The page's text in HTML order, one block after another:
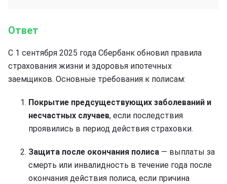
Ответ
С 1 сентября 2025 года Сбербанк обновил правила
страхования жизни и здоровья ипотечных
заемщиков. Основные требования к полисам:
Покрытие предсуществующих заболеваний и
несчастных случаев, если последствия
проявились в период действия страховки.
Защита после окончания полиса — выплаты за
смерть или инвалидность в течение года после
окончания действия полиса, если причина